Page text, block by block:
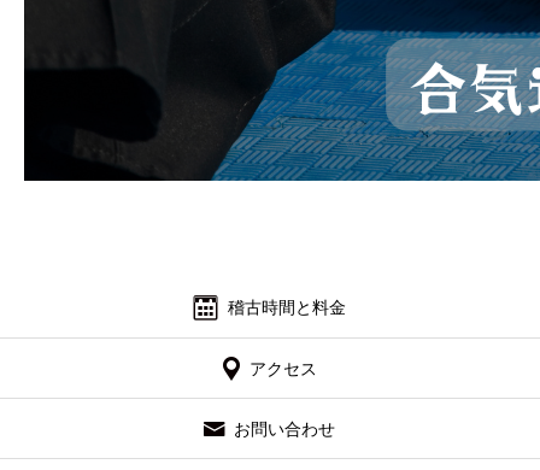
稽古時間と料金
アクセス
お問い合わせ